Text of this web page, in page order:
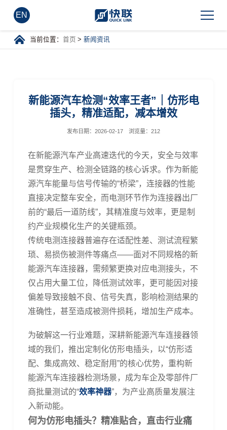
EN
当前位置：首页 > 新闻资讯
新能源汽车检测“效率王者”｜仿形电
插头，精准适配，减本增效
发布日期： 2026-02-17 浏览量： 212
在新能源汽车产业高速迭代的今天，安全与效率
是贯穿生产、检测全链路的核心诉求。作为新能
源汽车能量与信号传输的“桥梁”，连接器的性能
直接决定整车安全，而电测环节作为连接器出厂
前的“最后一道防线”，其精准度与效率，更是制
约产业规模化生产的关键瓶颈。
传统电测连接器普遍存在适配性差、测试流程繁
琐、易损伤被测件等痛点——面对不同规格的新
能源汽车连接器，需频繁更换对应电测接头，不
仅占用大量工位，降低测试效率，更可能因对接
偏差导致接触不良、信号失真，影响检测结果的
准确性，甚至造成被测件损耗，增加生产成本。
为破解这一行业难题，深耕新能源汽车连接器领
域的我们，推出定制化仿形电插头 ，以“仿形适
配、集成高效、稳定耐用”的核心优势，重构新
能源汽车连接器检测场景，成为车企及零部件厂
商批量测试的“效率神器”，为产业高质量发展注
入新动能。
何为仿形电插头？精准贴合，直击行业痛